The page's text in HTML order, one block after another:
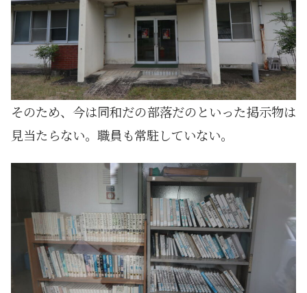
そのため、今は同和だの部落だのといった掲示物は
見当たらない。職員も常駐していない。